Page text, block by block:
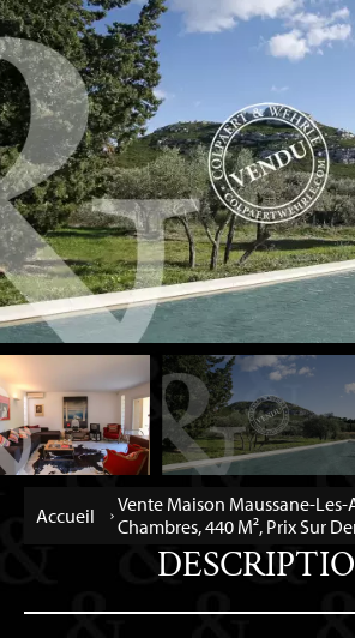
Accueil
Vente Maison Maussane-Les-
Chambres, 440 M², Prix Sur